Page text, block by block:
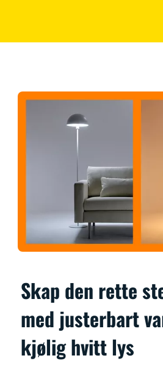
Skap den rette
med justerbart
kjølig hvitt lys